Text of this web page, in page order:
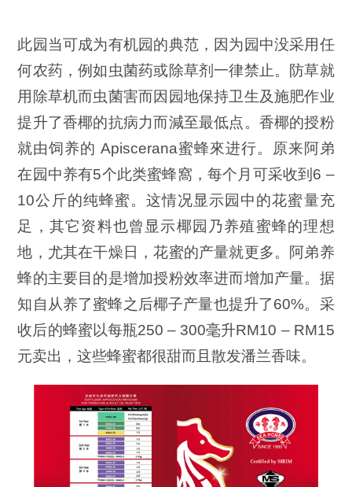
此园当可成为有机园的典范，因为园中没采用任
何农药，例如虫菌药或除草剂一律禁止。防草就
用除草机而虫菌害而因园地保持卫生及施肥作业
提升了香椰的抗病力而減至最低点。香椰的授粉
就由饲养的 Apiscerana蜜蜂來进行。原来阿弟
在园中养有5个此类蜜蜂窩，每个月可采收到6 –
10公斤的纯蜂蜜。这情况显示园中的花蜜量充
足，其它资料也曾显示椰园乃养殖蜜蜂的理想
地，尤其在干燥日，花蜜的产量就更多。阿弟养
蜂的主要目的是增加授粉效率进而增加产量。据
知自从养了蜜蜂之后椰子产量也提升了60%。采
收后的蜂蜜以每瓶250 – 300毫升RM10 – RM15
元卖出，这些蜂蜜都很甜而且散发潘兰香味。